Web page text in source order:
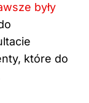
były
które do